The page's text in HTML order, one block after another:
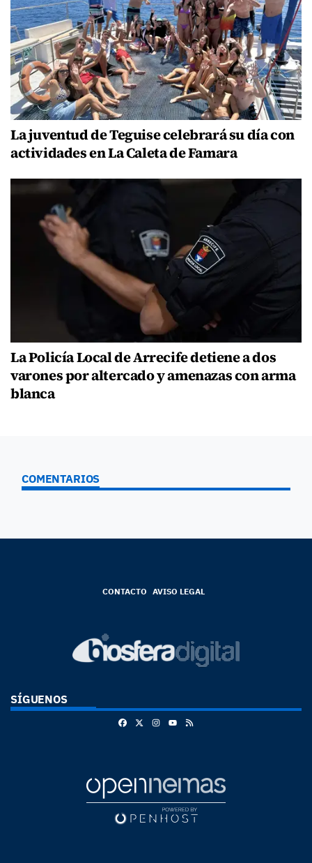
La juventud de Teguise celebrará su día con
actividades en La Caleta de Famara
La Policía Local de Arrecife detiene a dos
varones por altercado y amenazas con arma
blanca
COMENTARIOS
CONTACTO AVISO LEGAL
SÍGUENOS
FacebookInstagram